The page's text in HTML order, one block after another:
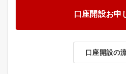
口座開設お申
口座開設の